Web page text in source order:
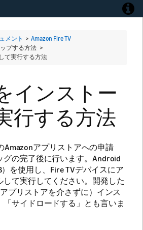
メント > Amazon Fire TV
プする方法 >
て実行する方法
インストー
行する方法
Amazonアプリストアへの申請
グの完了後に行います。Android
）を使用し、Fire TVデバイスにア
して実行してください。開発した
プリストアを介さずに）インス
「サイドロードする」とも言いま